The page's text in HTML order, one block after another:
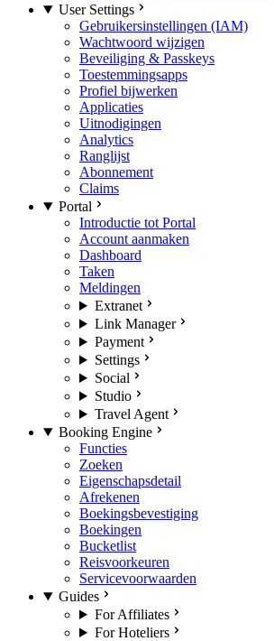
User Settings
Gebruikersinstellingen (IAM)
Wachtwoord wijzigen
Beveiliging & Passkeys
Toestemmingsapps
Profiel bijwerken
Applicaties
Uitnodigingen
Analytics
Ranglijst
Abonnement
Claims
Portal
Introductie tot Portal
Account aanmaken
Dashboard
Taken
Meldingen
Extranet
Link Manager
Payment
Settings
Social
Studio
Travel Agent
Booking Engine
Functies
Zoeken
Eigenschapsdetail
Afrekenen
Boekingsbevestiging
Boekingen
Bucketlist
Reisvoorkeuren
Servicevoorwaarden
Guides
For Affiliates
For Hoteliers